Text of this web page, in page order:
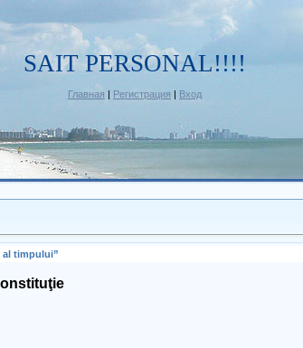
SAIT PERSONAL!!!!
Главная | Регистрация | Вход
timpului”